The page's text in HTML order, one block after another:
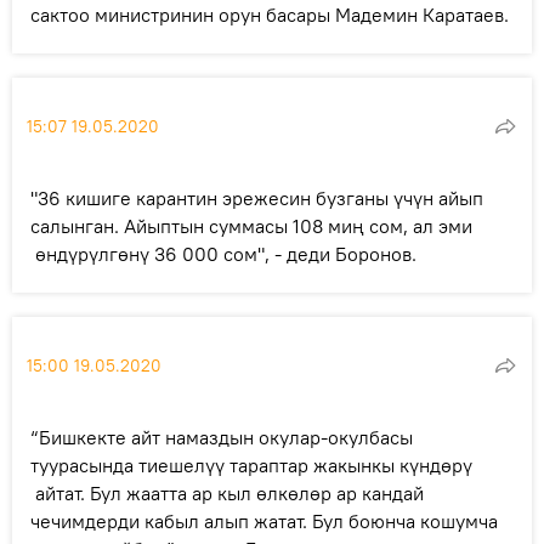
сактоо министринин орун басары Мадемин Каратаев.
15:07 19.05.2020
"36 кишиге карантин эрежесин бузганы үчүн айып
салынган. Айыптын суммасы 108 миң сом, ал эми
өндүрүлгөнү 36 000 сом", - деди Боронов.
15:00 19.05.2020
“Бишкекте айт намаздын окулар-окулбасы
туурасында тиешелүү тараптар жакынкы күндөрү
айтат. Бул жаатта ар кыл өлкөлөр ар кандай
чечимдерди кабыл алып жатат. Бул боюнча кошумча